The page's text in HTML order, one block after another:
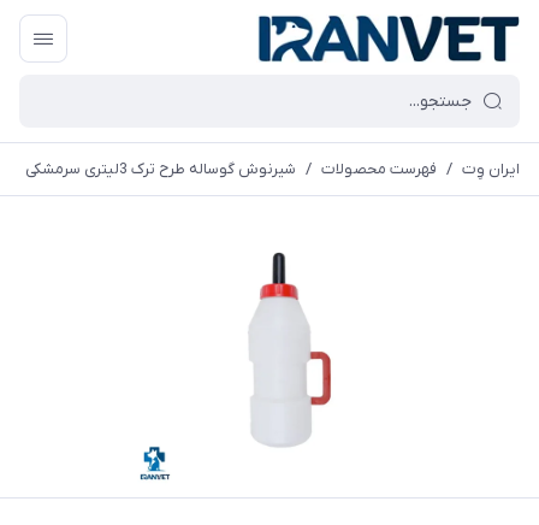
ایران وِت / فهرست محصولات / شیرنوش گوساله طرح ترک 3لیتری سرمشکی